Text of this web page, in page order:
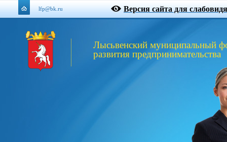
lfp@bk.ru Версия сайта для
Лысьвенский муниципальный
развития предпринимательства